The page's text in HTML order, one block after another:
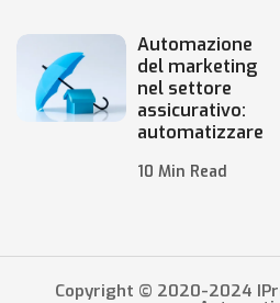
Automazione
del marketing
nel settore
assicurativo:
automatizzare
10 Min Read
Copyright © 2020-2024